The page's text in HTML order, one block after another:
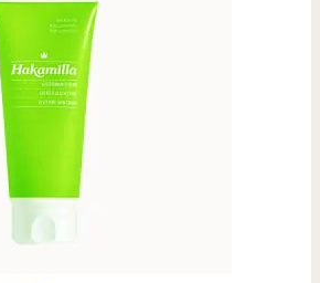
Polieren kann der Nagel dünner
den Nägeln Zeit zur Regeneration
erneut verwendet wird.
mit Deckel.